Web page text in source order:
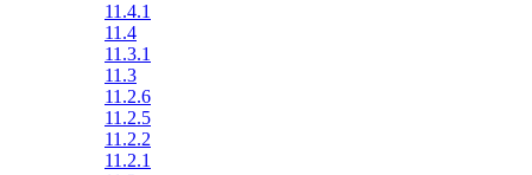
11.4.1
11.4
11.3.1
11.3
11.2.6
11.2.5
11.2.2
11.2.1